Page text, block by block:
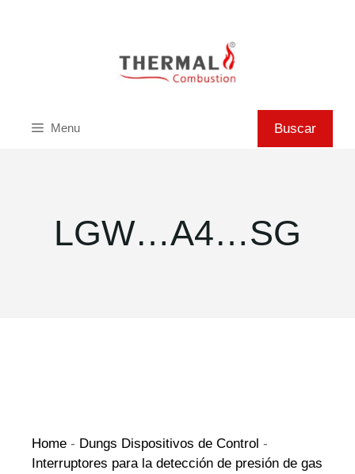
Menu Buscar
LGW…A4…SG
Home - Dungs Dispositivos de Control -
Interruptores para la detección de presión de gas